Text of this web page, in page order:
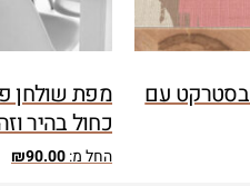
עם
מפת שולחן
כחול בהיר
החל מ: ₪90.00